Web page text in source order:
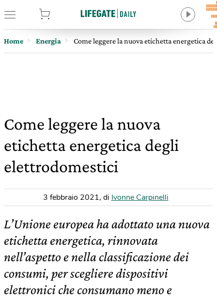
Home Energia Come leggere la nuova etichetta energetica
Come leggere la nuova
etichetta energetica degli
elettrodomestici
3 febbraio 2021, di Ivonne Carpinelli
L’Unione europea ha adottato una nuova
etichetta energetica, rinnovata
nell’aspetto e nella classificazione dei
consumi, per scegliere dispositivi
elettronici che consumano meno e